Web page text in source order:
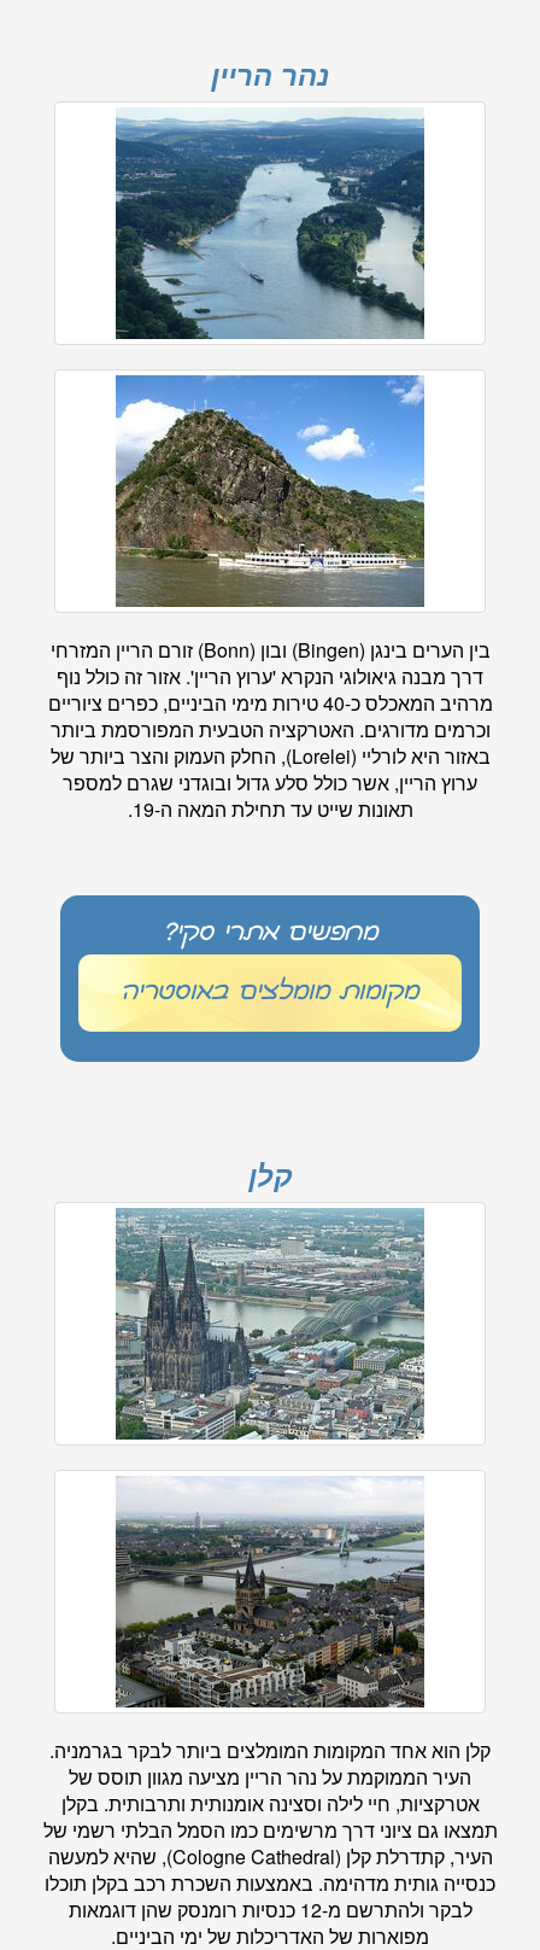
נהר הריין
בין הערים בינגן (Bingen) ובון (Bonn) זורם הריין המזרחי
דרך מבנה גיאולוגי הנקרא 'ערוץ הריין'. אזור זה כולל נוף
מרהיב המאכלס כ-40 טירות מימי הביניים, כפרים ציוריים
וכרמים מדורגים. האטרקציה הטבעית המפורסמת ביותר
באזור היא לורליי (Lorelei), החלק העמוק והצר ביותר של
ערוץ הריין, אשר כולל סלע גדול ובוגדני שגרם למספר
תאונות שייט עד תחילת המאה ה-19.
מחפשים אתרי סקי?
מקומות מומלצים באוסטריה
קלן
קלן הוא אחד המקומות המומלצים ביותר לבקר בגרמניה.
העיר הממוקמת על נהר הריין מציעה מגוון תוסס של
אטרקציות, חיי לילה וסצינה אומנותית ותרבותית. בקלן
תמצאו גם ציוני דרך מרשימים כמו הסמל הבלתי רשמי של
העיר, קתדרלת קלן (Cologne Cathedral), שהיא למעשה
כנסייה גותית מדהימה. באמצעות השכרת רכב בקלן תוכלו
לבקר ולהתרשם מ-12 כנסיות רומנסק שהן דוגמאות
מפוארות של האדריכלות של ימי הביניים.